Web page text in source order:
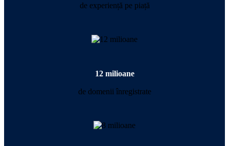
de experiență pe piață
12 milioane
de domenii înregistrate